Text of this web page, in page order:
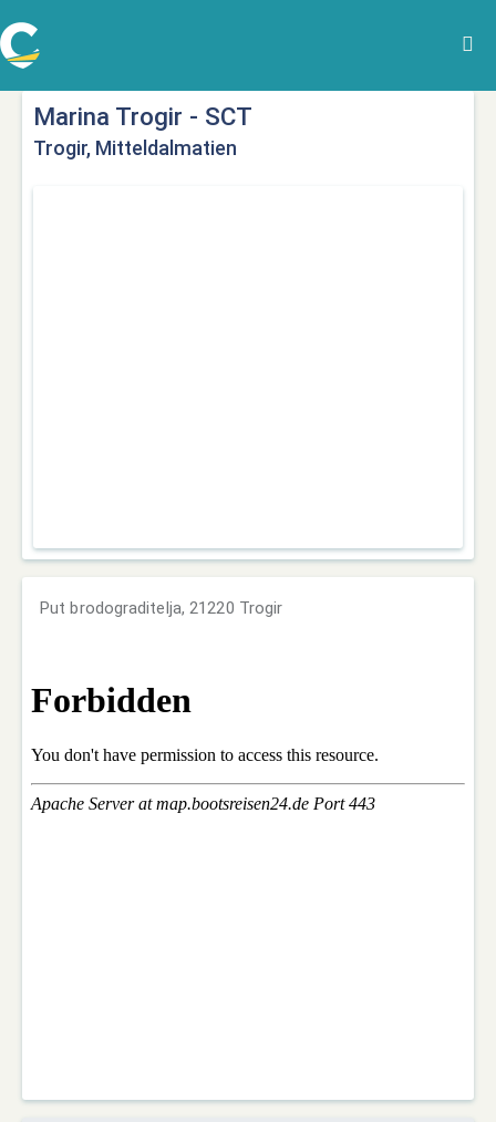
Marina Trogir - SCT
Trogir, Mitteldalmatien
Put brodograditelja, 21220 Trogir